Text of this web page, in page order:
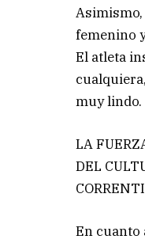
femenino
El atleta
muy lindo.
LA
DEL
En cuanto